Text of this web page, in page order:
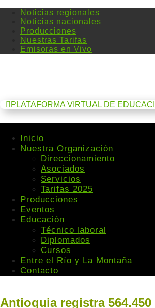
Noticias regionales
Noticias nacionales
Producciones
Nuestras Tarifas
Emisoras en Vivo
PLATAFORMA VIRTUAL DE
Inicio
Nuestra Organización
Direccionamiento
Asociados
Servicios
Tarifas 2025
Producciones
Eventos
Educación
Técnico laboral
Diplomados
Cursos
Entre el Río y La Montaña
Contacto
Antioquia registra